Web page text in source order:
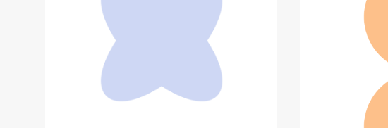
Набор игровой Baby Go домино